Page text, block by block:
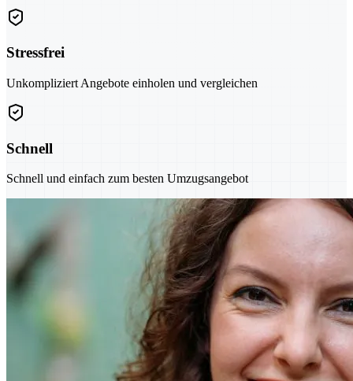
Stressfrei
Unkompliziert Angebote einholen und vergleichen
Schnell
Schnell und einfach zum besten Umzugsangebot